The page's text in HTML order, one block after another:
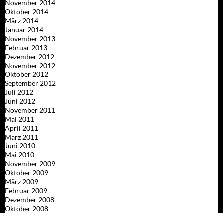
November 2014
Oktober 2014
März 2014
Januar 2014
November 2013
Februar 2013
Dezember 2012
November 2012
Oktober 2012
September 2012
Juli 2012
Juni 2012
November 2011
Mai 2011
April 2011
März 2011
Juni 2010
Mai 2010
November 2009
Oktober 2009
März 2009
Februar 2009
Dezember 2008
Oktober 2008